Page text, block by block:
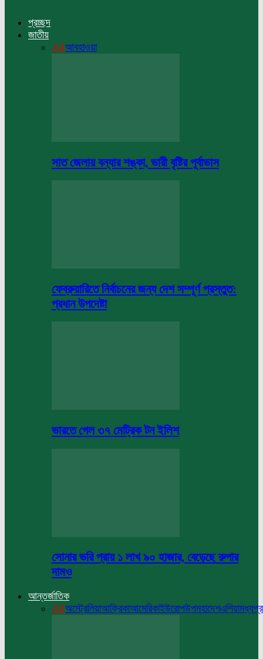
প্রচ্ছদ
জাতীয়
Allআবহাওয়া
সাত জেলায় বন্যার শঙ্কা, ভারী বৃষ্টির পূর্বাভাস
ফেব্রুয়ারিতে নির্বাচনের জন্য দেশ সম্পূর্ণ প্রস্তুত:
প্রধান উপদেষ্টা
ভারতে গেল ৩৭ মেট্রিক টন ইলিশ
সোনার ভরি প্রায় ১ লাখ ৯০ হাজার, বেড়েছে রুপার
দামও
আন্তর্জাতিক
Allঅস্ট্রেলিয়াআফ্রিকাআমেরিকাইউরোপউপমহাদেশএশিয়া